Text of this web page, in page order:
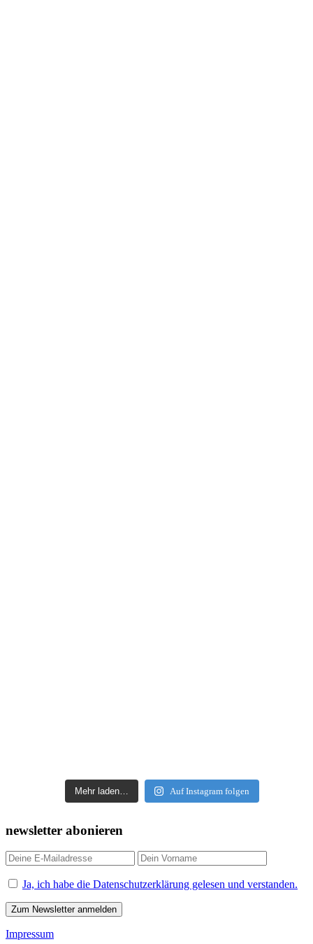
Mehr laden… Auf Instagram folgen
newsletter abonieren
Ja, ich habe die Datenschutzerklärung gelesen und verstanden.
Impressum